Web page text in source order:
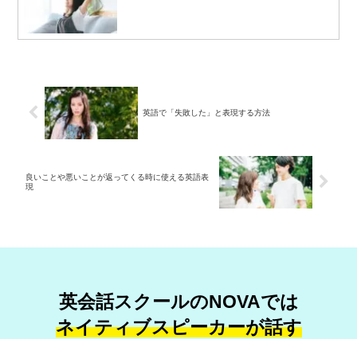
英語で「失敗した」と表現する方法
良いことや悪いことが返ってくる時に使える英語表
現
英会話スクールのNOVAでは
ネイティブスピーカーが話す